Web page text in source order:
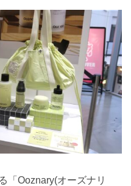
「Ooznary(オーズナリ